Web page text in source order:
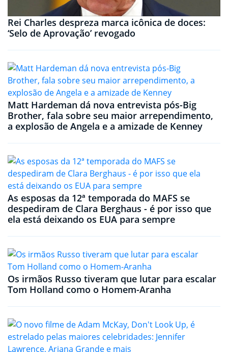
Rei Charles despreza marca icônica de doces:
‘Selo de Aprovação’ revogado
Matt Hardeman dá nova entrevista pós-Big
Brother, fala sobre seu maior arrependimento,
a explosão de Angela e a amizade de Kenney
As esposas da 12ª temporada do MAFS se
despediram de Clara Berghaus - é por isso que
ela está deixando os EUA para sempre
Os irmãos Russo tiveram que lutar para escalar
Tom Holland como o Homem-Aranha